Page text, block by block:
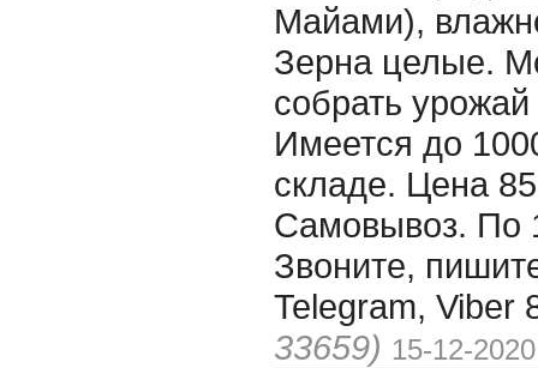
Майами),
Зерна целые.
собрать
Имеется до
складе. Цена
Самовывоз. По
Звоните,
Telegram, Viber
33659) 15-12-2020